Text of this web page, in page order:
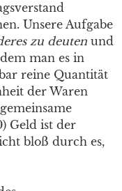
Unsere Aufgabe
zu deuten und
man es in
reine Quantität
der Waren
Geld ist der
bloß durch es,